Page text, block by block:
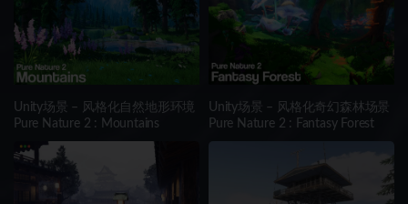
Unity场景 – 风格化自然地形环境
Pure Nature 2 : Mountains
Unity场景 – 风格化奇幻森林场景
Pure Nature 2 : Fantasy Forest